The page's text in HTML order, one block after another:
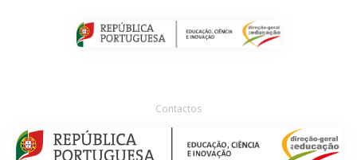
Contactos